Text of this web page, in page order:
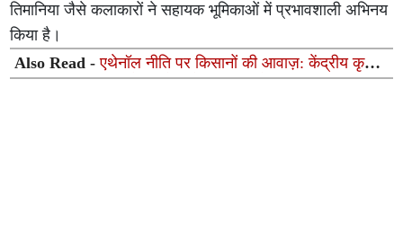
तिमानिया जैसे कलाकारों ने सहायक भूमिकाओं में प्रभावशाली अभिनय
किया है।
Also Read -एथेनॉल नीति पर किसानों की आवाज़: केंद्रीय कृषि
मंत्री शिवराज सिंह चौहान से मिले AIKCC के प्रतिनिधि